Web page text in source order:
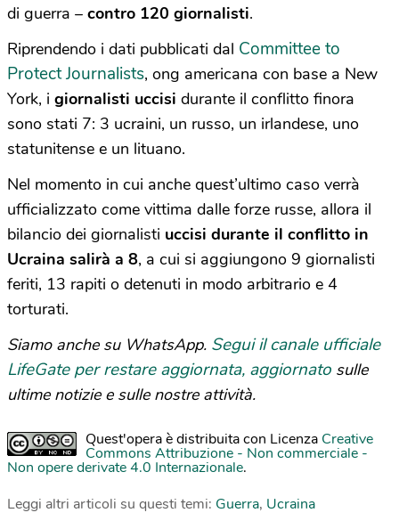
di guerra – contro 120 giornalisti.
Riprendendo i dati pubblicati dal Committee to
Protect Journalists, ong americana con base a New
York, i giornalisti uccisi durante il conflitto finora
sono stati 7: 3 ucraini, un russo, un irlandese, uno
statunitense e un lituano.
Nel momento in cui anche quest’ultimo caso verrà
ufficializzato come vittima dalle forze russe, allora il
bilancio dei giornalisti uccisi durante il conflitto in
Ucraina salirà a 8, a cui si aggiungono 9 giornalisti
feriti, 13 rapiti o detenuti in modo arbitrario e 4
torturati.
Siamo anche su WhatsApp. Segui il canale ufficiale
LifeGate per restare aggiornata, aggiornato sulle
ultime notizie e sulle nostre attività.
Quest'opera è distribuita con Licenza Creative
Commons Attribuzione - Non commerciale -
Non opere derivate 4.0 Internazionale.
Leggi altri articoli su questi temi: Guerra, Ucraina